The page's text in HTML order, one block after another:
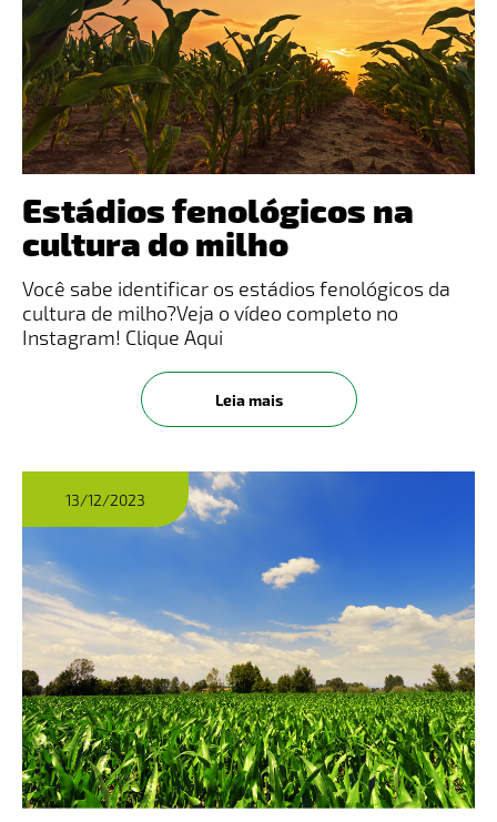
Estádios fenológicos na
cultura do milho
Você sabe identificar os estádios fenológicos da
cultura de milho?​Veja o vídeo completo no
Instagram! Clique Aqui
Leia mais
13/12/2023